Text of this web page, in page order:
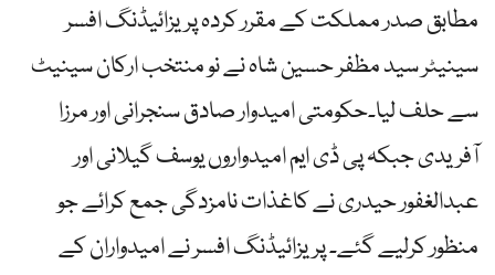
مطابق صدر مملکت کے مقرر کردہ پریزائیڈنگ افسر
سینیٹر سید مظفر حسین شاہ نے نو منتخب ارکان سینیٹ
سے حلف لیا۔حکومتی امیدوار صادق سنجرانی اور مرزا
آفریدی جبکہ پی ڈی ایم امیدواروں یوسف گیلانی اور
عبدالغفور حیدری نے کاغذات نامزدگی جمع کرائے جو
منظور کرلیے گئے۔ پریزائیڈنگ افسر نے امیدواران کے